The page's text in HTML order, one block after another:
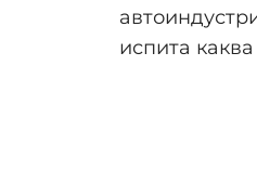
испита